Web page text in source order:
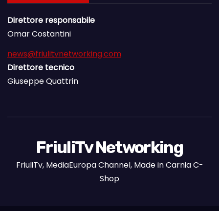
Direttore responsabile
Omar Costantini
news@friulitvnetworking.com
Direttore tecnico
Giuseppe Quattrin
FriuliTv Networking
FriuliTv, MediaEuropa Channel, Made in Carnia C-
Shop